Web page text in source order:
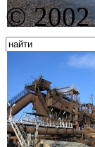
©